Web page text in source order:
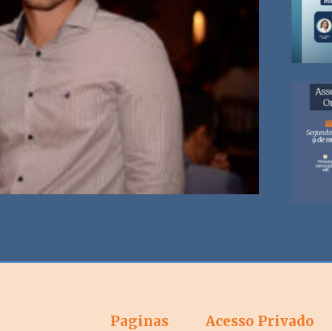
Paginas Acesso Privado